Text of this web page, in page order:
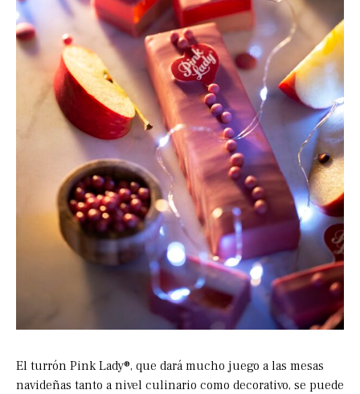
El turrón Pink Lady®, que dará mucho juego a las mesas
navideñas tanto a nivel culinario como decorativo, se puede